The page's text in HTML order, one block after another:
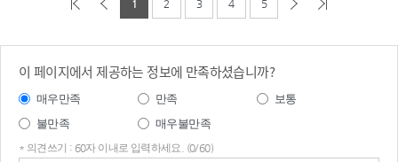
1 2 3 4 5
이 페이지에서 제공하는 정보에 만족하셨습니까?
매우만족 만족
보통
불만족
매우불만족
* 의견쓰기 : 60자 이내로 입력하세요. (0/60)